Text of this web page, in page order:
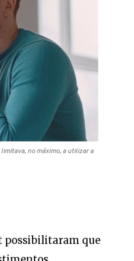
no máximo, a utilizar a